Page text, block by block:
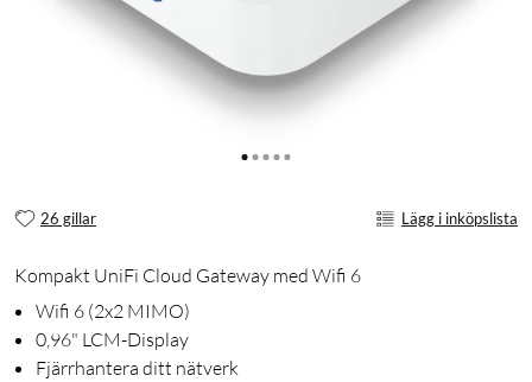
26 gillar Lägg i inköpslista
Kompakt UniFi Cloud Gateway med Wifi 6
Wifi 6 (2x2 MIMO)
0,96" LCM-Display
Fjärrhantera ditt nätverk